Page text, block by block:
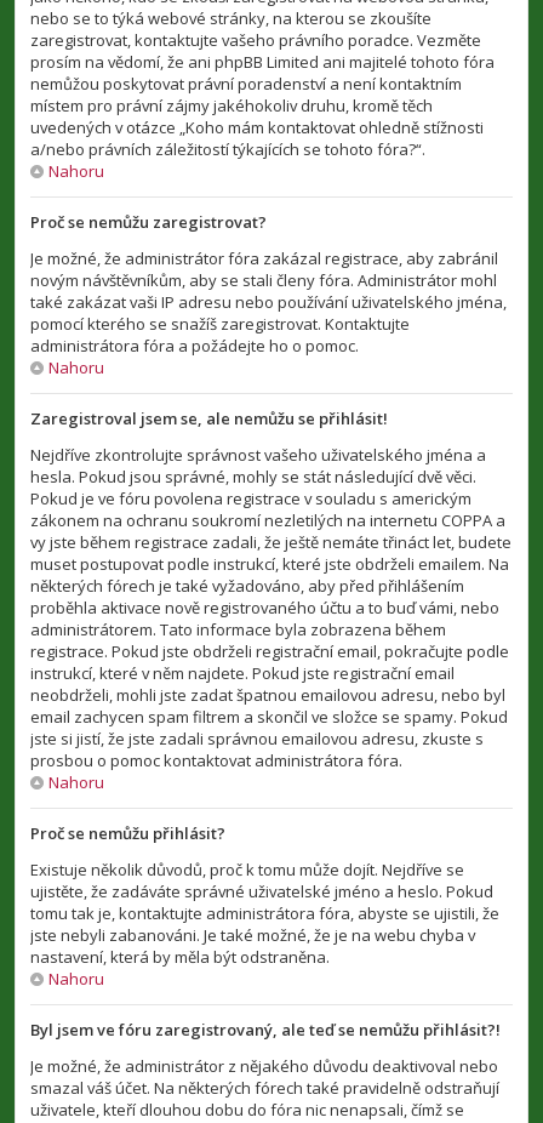
nebo se to týká webové stránky, na kterou se zkoušíte
zaregistrovat, kontaktujte vašeho právního poradce. Vezměte
prosím na vědomí, že ani phpBB Limited ani majitelé tohoto fóra
nemůžou poskytovat právní poradenství a není kontaktním
místem pro právní zájmy jakéhokoliv druhu, kromě těch
uvedených v otázce „Koho mám kontaktovat ohledně stížnosti
a/nebo právních záležitostí týkajících se tohoto fóra?“.
Nahoru
Proč se nemůžu zaregistrovat?
Je možné, že administrátor fóra zakázal registrace, aby zabránil
novým návštěvníkům, aby se stali členy fóra. Administrátor mohl
také zakázat vaši IP adresu nebo používání uživatelského jména,
pomocí kterého se snažíš zaregistrovat. Kontaktujte
administrátora fóra a požádejte ho o pomoc.
Nahoru
Zaregistroval jsem se, ale nemůžu se přihlásit!
Nejdříve zkontrolujte správnost vašeho uživatelského jména a
hesla. Pokud jsou správné, mohly se stát následující dvě věci.
Pokud je ve fóru povolena registrace v souladu s americkým
zákonem na ochranu soukromí nezletilých na internetu COPPA a
vy jste během registrace zadali, že ještě nemáte třináct let, budete
muset postupovat podle instrukcí, které jste obdrželi emailem. Na
některých fórech je také vyžadováno, aby před přihlášením
proběhla aktivace nově registrovaného účtu a to buď vámi, nebo
administrátorem. Tato informace byla zobrazena během
registrace. Pokud jste obdrželi registrační email, pokračujte podle
instrukcí, které v něm najdete. Pokud jste registrační email
neobdrželi, mohli jste zadat špatnou emailovou adresu, nebo byl
email zachycen spam filtrem a skončil ve složce se spamy. Pokud
jste si jistí, že jste zadali správnou emailovou adresu, zkuste s
prosbou o pomoc kontaktovat administrátora fóra.
Nahoru
Proč se nemůžu přihlásit?
Existuje několik důvodů, proč k tomu může dojít. Nejdříve se
ujistěte, že zadáváte správné uživatelské jméno a heslo. Pokud
tomu tak je, kontaktujte administrátora fóra, abyste se ujistili, že
jste nebyli zabanováni. Je také možné, že je na webu chyba v
nastavení, která by měla být odstraněna.
Nahoru
Byl jsem ve fóru zaregistrovaný, ale teď se nemůžu přihlásit?!
Je možné, že administrátor z nějakého důvodu deaktivoval nebo
smazal váš účet. Na některých fórech také pravidelně odstraňují
uživatele, kteří dlouhou dobu do fóra nic nenapsali, čímž se